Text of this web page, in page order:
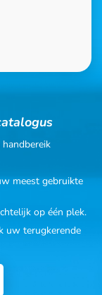
meest gebruikte
op één plek.
uw terugkerende